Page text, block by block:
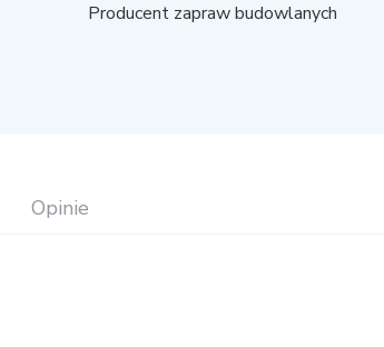
Producent zapraw budowlanych
Opinie